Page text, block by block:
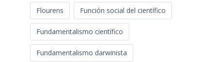
Flourens Función social del científico
Fundamentalismo científico
Fundamentalismo darwinista